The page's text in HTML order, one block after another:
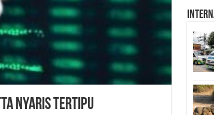
Nyaris Tertipu